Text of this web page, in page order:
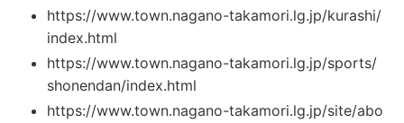
https://www.town.nagano-takamori.lg.jp/kurashi/
index.html
https://www.town.nagano-takamori.lg.jp/sports/
shonendan/index.html
https://www.town.nagano-takamori.lg.jp/site/abo